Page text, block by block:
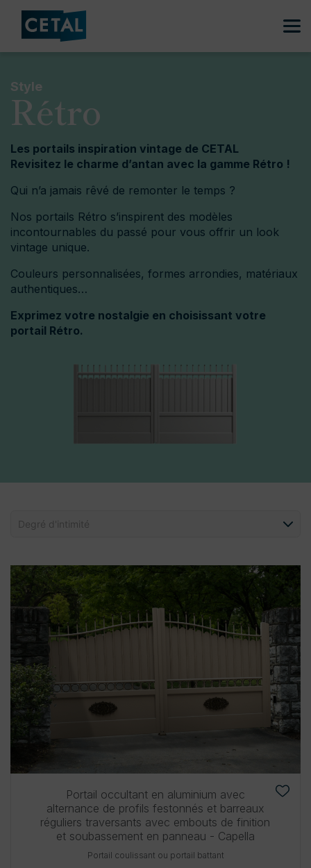
Accueil/Portails/Style Rétro
Style
Rétro
Les portails inspiration vintage de CETAL
Revisitez le charme d’antan avec la gamme Rétro !
Qui n’a jamais rêvé de remonter le temps ?
Nos portails Rétro s’inspirent des modèles
incontournables du passé pour vous offrir un look
vintage unique.
Couleurs personnalisées, formes arrondies, matériaux
authentiques…
Exprimez votre nostalgie en choisissant votre
portail Rétro.
Portail occultant en aluminium avec
alternance de profils festonnés et barreaux
réguliers traversants avec embouts de finition
et soubassement en panneau - Capella
Portail coulissant ou portail battant